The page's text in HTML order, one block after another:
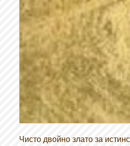
Чисто двойно злато за